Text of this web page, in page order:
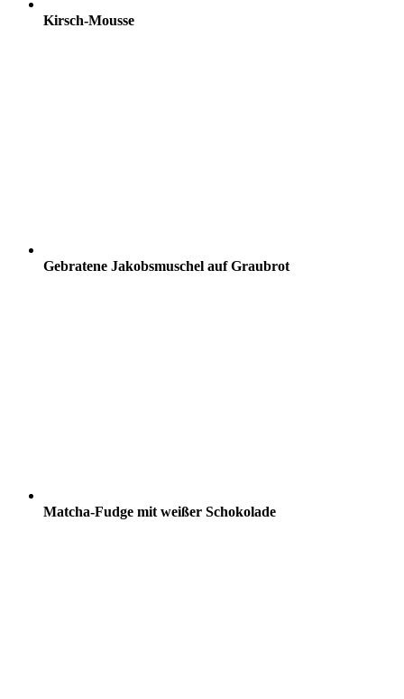
Kirsch-Mousse
Gebratene Jakobsmuschel auf Graubrot
Matcha-Fudge mit weißer Schokolade